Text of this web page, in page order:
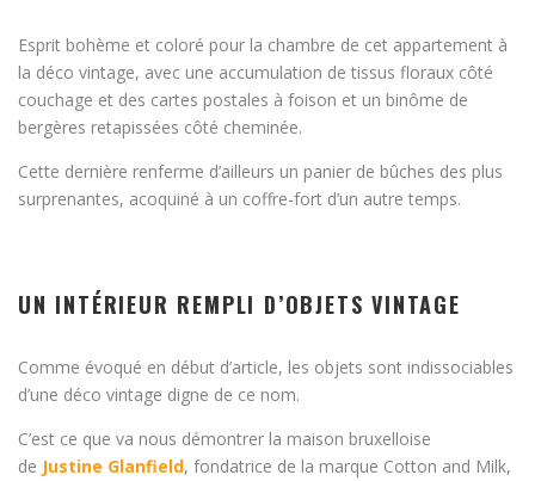
Esprit bohème et coloré pour la chambre de cet appartement à
la déco vintage, avec une accumulation de tissus floraux côté
couchage et des cartes postales à foison et un binôme de
bergères retapissées côté cheminée.
Cette dernière renferme d’ailleurs un panier de bûches des plus
surprenantes, acoquiné à un coffre-fort d’un autre temps.
UN INTÉRIEUR REMPLI D’OBJETS VINTAGE
Comme évoqué en début d’article, les objets sont indissociables
d’une déco vintage digne de ce nom.
C’est ce que va nous démontrer la maison bruxelloise
de Justine Glanfield, fondatrice de la marque Cotton and Milk,